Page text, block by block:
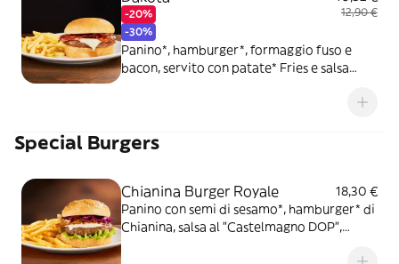
-20%
-30%
12,90 €
Panino*, hamburger*, formaggio fuso e
bacon, servito con patate* Fries e salsa
Special Burgers
Chianina Burger Royale
18,30 €
Panino con semi di sesamo*, hamburger* di
Chianina, salsa al "Castelmagno DOP",